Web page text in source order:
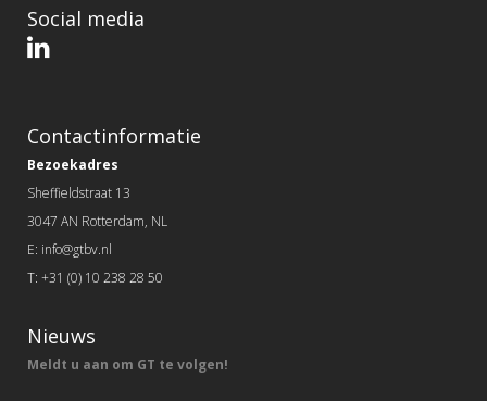
Social media
Contactinformatie
Bezoekadres
Sheffieldstraat 13
3047 AN Rotterdam, NL
E: info@gtbv.nl
T: +31 (0) 10 238 28 50
Nieuws
Meldt u aan om GT te volgen!